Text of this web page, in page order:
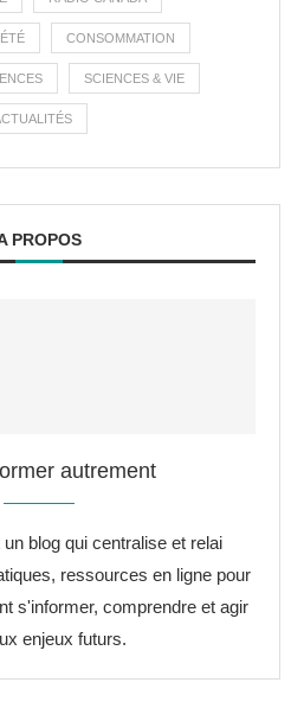
CONSOMMATION
SCIENCES & VIE
PROPOS
autrement
blog qui centralise et relai
ressources en ligne pour
s'informer, comprendre et agir
enjeux futurs.